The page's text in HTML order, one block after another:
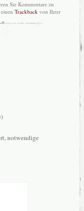
Sie Kommentare zu
Trackback von Ihrer
notwendige